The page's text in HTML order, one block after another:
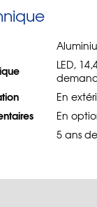
LED,
En
En
5 ans